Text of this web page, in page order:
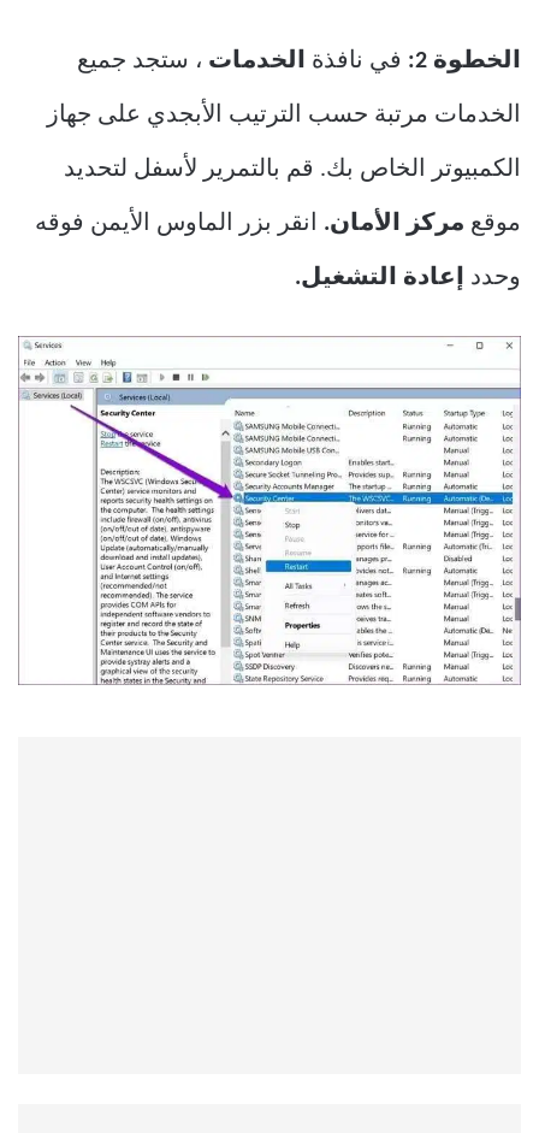
الخطوة 2: في نافذة الخدمات ، ستجد جميع
الخدمات مرتبة حسب الترتيب الأبجدي على جهاز
الكمبيوتر الخاص بك. قم بالتمرير لأسفل لتحديد
موقع مركز الأمان. انقر بزر الماوس الأيمن فوقه
وحدد إعادة التشغيل.